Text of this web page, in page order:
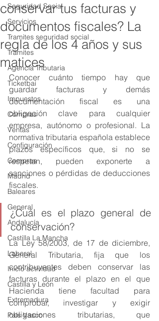
Seguridad Social
Servicios
Tramites seguridad social
Trámites
Agencia Tributaria
Ticketbai
Impuestos
Compras
Ventas
Configuración
Compras
Madrid
Baleares
General
Andalucía
Castilla La Mancha
Laboral
Inicio actividad
Castilla y León
Extremadura
País Vasco
conservar tus facturas y
documentos fiscales? La
regla de los 4 años y sus
matices
Conocer cuánto tiempo hay que
guardar facturas y demás
documentación fiscal es una
obligación clave para cualquier
empresa, autónomo o profesional. La
normativa tributaria española establece
plazos específicos que, si no se
respetan, pueden exponerte a
sanciones o pérdidas de deducciones
fiscales.
¿Cuál es el plazo general de
conservación?
La Ley 58/2003, de 17 de diciembre,
General Tributaria, fija que los
contribuyentes deben conservar las
facturas durante el plazo en el que
Hacienda tiene facultad para
comprobar, investigar y exigir
obligaciones tributarias, que